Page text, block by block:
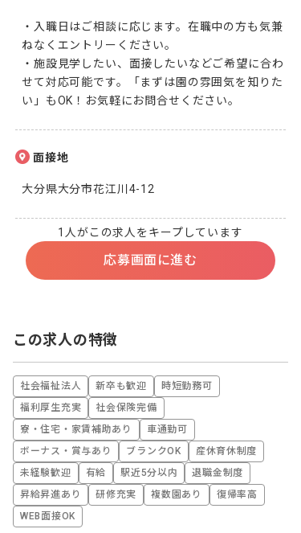
・入職日はご相談に応じます。在職中の方も気兼
ねなくエントリーください。
・施設見学したい、面接したいなどご希望に合わ
せて対応可能です。「まずは園の雰囲気を知りた
い」もOK！お気軽にお問合せください。
面接地
大分県大分市花江川4-12
1人がこの求人をキープしています
応募画面に進む
この求人の特徴
社会福祉法人 新卒も歓迎
時短勤務可
福利厚生充実
社会保険完備
寮・住宅・家賃補助あり
車通勤可
ボーナス・賞与あり
ブランクOK
産休育休制度
未経験歓迎
有給 駅近5分以内
退職金制度
昇給昇進あり
研修充実 複数園あり
復帰率高
WEB面接OK